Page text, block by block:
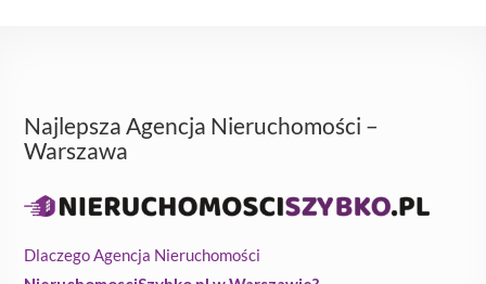
Najlepsza Agencja Nieruchomości –
Warszawa
Dlaczego Agencja Nieruchomości